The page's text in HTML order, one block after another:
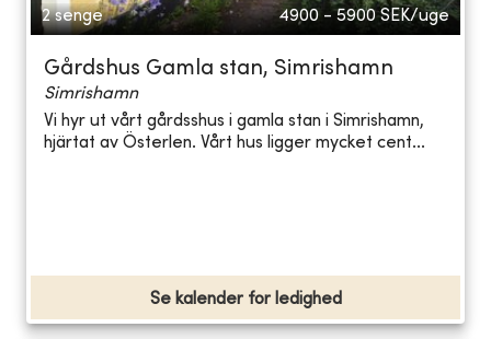
2 senge 4900 - 5900 SEK/uge
Gårdshus Gamla stan, Simrishamn
Simrishamn
Vi hyr ut vårt gårdsshus i gamla stan i Simrishamn,
hjärtat av Österlen. Vårt hus ligger mycket cent...
Se kalender for ledighed